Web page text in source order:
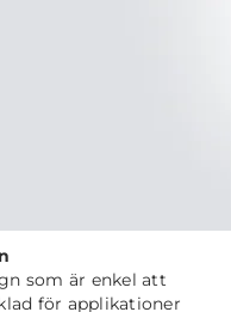
som är enkel att
för applikationer